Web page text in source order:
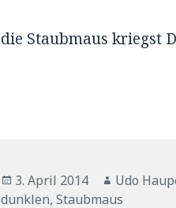
die Staubmaus kriegst
Veröffentlicht
am
3. April 2014 Autor
Udo
dunklen,Staubmaus